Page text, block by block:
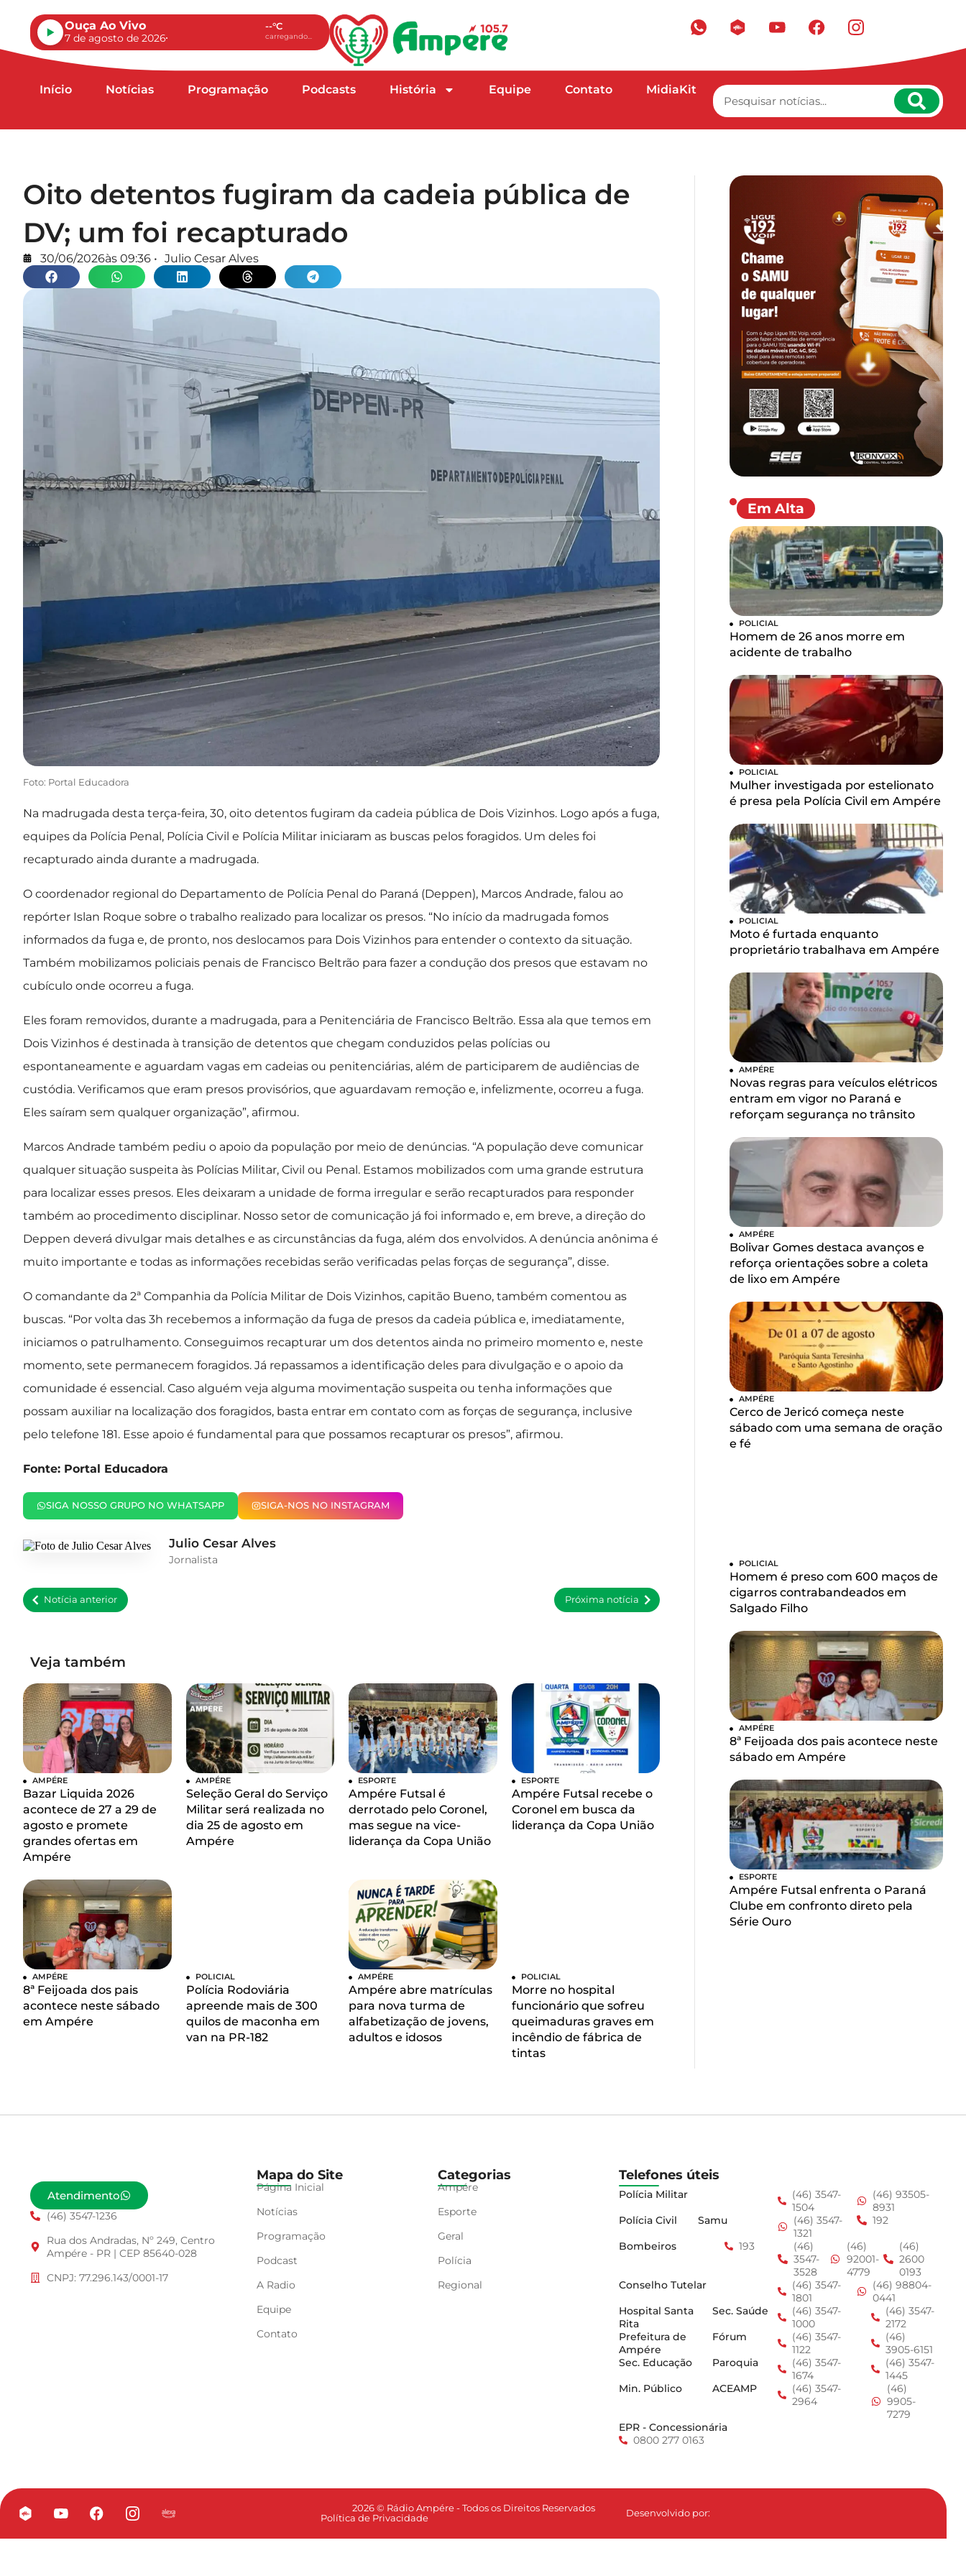
Ouça Ao Vivo
7 de agosto de 2026
--°C
carregando...
Início Notícias Programação Podcasts História Equipe Contato MidiaKit
Oito detentos fugiram da cadeia pública de
DV; um foi recapturado
30/06/2026às 09:36 • Julio Cesar Alves
Foto: Portal Educadora
Na madrugada desta terça-feira, 30, oito detentos fugiram da cadeia pública de Dois Vizinhos. Logo após a fuga,
equipes da Polícia Penal, Polícia Civil e Polícia Militar iniciaram as buscas pelos foragidos. Um deles foi
recapturado ainda durante a madrugada.
O coordenador regional do Departamento de Polícia Penal do Paraná (Deppen), Marcos Andrade, falou ao
repórter Islan Roque sobre o trabalho realizado para localizar os presos. “No início da madrugada fomos
informados da fuga e, de pronto, nos deslocamos para Dois Vizinhos para entender o contexto da situação.
Também mobilizamos policiais penais de Francisco Beltrão para fazer a condução dos presos que estavam no
cubículo onde ocorreu a fuga.
Eles foram removidos, durante a madrugada, para a Penitenciária de Francisco Beltrão. Essa ala que temos em
Dois Vizinhos é destinada à transição de detentos que chegam conduzidos pelas polícias ou
espontaneamente e aguardam vagas em cadeias ou penitenciárias, além de participarem de audiências de
custódia. Verificamos que eram presos provisórios, que aguardavam remoção e, infelizmente, ocorreu a fuga.
Eles saíram sem qualquer organização”, afirmou.
Marcos Andrade também pediu o apoio da população por meio de denúncias. “A população deve comunicar
qualquer situação suspeita às Polícias Militar, Civil ou Penal. Estamos mobilizados com uma grande estrutura
para localizar esses presos. Eles deixaram a unidade de forma irregular e serão recapturados para responder
também ao procedimento disciplinar. Nosso setor de comunicação já foi informado e, em breve, a direção do
Deppen deverá divulgar mais detalhes e as circunstâncias da fuga, além dos envolvidos. A denúncia anônima é
muito importante e todas as informações recebidas serão verificadas pelas forças de segurança”, disse.
O comandante da 2ª Companhia da Polícia Militar de Dois Vizinhos, capitão Bueno, também comentou as
buscas. “Por volta das 3h recebemos a informação da fuga de presos da cadeia pública e, imediatamente,
iniciamos o patrulhamento. Conseguimos recapturar um dos detentos ainda no primeiro momento e, neste
momento, sete permanecem foragidos. Já repassamos a identificação deles para divulgação e o apoio da
comunidade é essencial. Caso alguém veja alguma movimentação suspeita ou tenha informações que
possam auxiliar na localização dos foragidos, basta entrar em contato com as forças de segurança, inclusive
pelo telefone 181. Esse apoio é fundamental para que possamos recapturar os presos”, afirmou.
Fonte: Portal Educadora
SIGA NOSSO GRUPO NO WHATSAPP SIGA-NOS NO INSTAGRAM
Julio Cesar Alves
Jornalista
Notícia anterior Próxima notícia
Veja também
AMPÉRE
Bazar Liquida 2026
acontece de 27 a 29 de
agosto e promete
grandes ofertas em
Ampére
AMPÉRE
Seleção Geral do Serviço
Militar será realizada no
dia 25 de agosto em
Ampére
ESPORTE
Ampére Futsal é
derrotado pelo Coronel,
mas segue na vice-
liderança da Copa União
ESPORTE
Ampére Futsal recebe o
Coronel em busca da
liderança da Copa União
AMPÉRE
8ª Feijoada dos pais
acontece neste sábado
em Ampére
POLICIAL
Polícia Rodoviária
apreende mais de 300
quilos de maconha em
van na PR-182
AMPÉRE
Ampére abre matrículas
para nova turma de
alfabetização de jovens,
adultos e idosos
POLICIAL
Morre no hospital
funcionário que sofreu
queimaduras graves em
incêndio de fábrica de
tintas
Em Alta
POLICIAL
Homem de 26 anos morre em
acidente de trabalho
POLICIAL
Mulher investigada por estelionato
é presa pela Polícia Civil em Ampére
POLICIAL
Moto é furtada enquanto
proprietário trabalhava em Ampére
AMPÉRE
Novas regras para veículos elétricos
entram em vigor no Paraná e
reforçam segurança no trânsito
AMPÉRE
Bolivar Gomes destaca avanços e
reforça orientações sobre a coleta
de lixo em Ampére
AMPÉRE
Cerco de Jericó começa neste
sábado com uma semana de oração
e fé
POLICIAL
Homem é preso com 600 maços de
cigarros contrabandeados em
Salgado Filho
AMPÉRE
8ª Feijoada dos pais acontece neste
sábado em Ampére
ESPORTE
Ampére Futsal enfrenta o Paraná
Clube em confronto direto pela
Série Ouro
Atendimento
(46) 3547-1236
Rua dos Andradas, Nº 249, Centro
Ampére - PR | CEP 85640-028
CNPJ: 77.296.143/0001-17
Mapa do Site
Página Inicial
Notícias
Programação
Podcast
A Radio
Equipe
Contato
Categorias
Ampére
Esporte
Geral
Polícia
Regional
Telefones úteis
Polícia Militar
(46) 3547-
1504
(46) 93505-
8931
Polícia Civil
Samu
(46) 3547-
1321
192
Bombeiros
193
(46)
3547-
3528
(46)
92001-
4779
(46)
2600
0193
Conselho Tutelar
(46) 3547-
1801
(46) 98804-
0441
Hospital Santa
Rita
Sec. Saúde
(46) 3547-
1000
(46) 3547-
2172
Prefeitura de
Ampére
Fórum
(46) 3547-
1122
(46)
3905-6151
Sec. Educação
Paroquia
(46) 3547-
1674
(46) 3547-
1445
Min. Público
ACEAMP
(46) 3547-
2964
(46)
9905-
7279
EPR - Concessionária
0800 277 0163
2026 © Rádio Ampére - Todos os Direitos Reservados
Política de Privacidade
Desenvolvido por: